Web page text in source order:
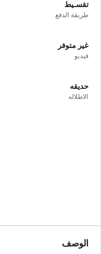
تقسـيط
طريقة الدفع
غير متوفر
فيديو
حديقه
الاطلاله
الوصف